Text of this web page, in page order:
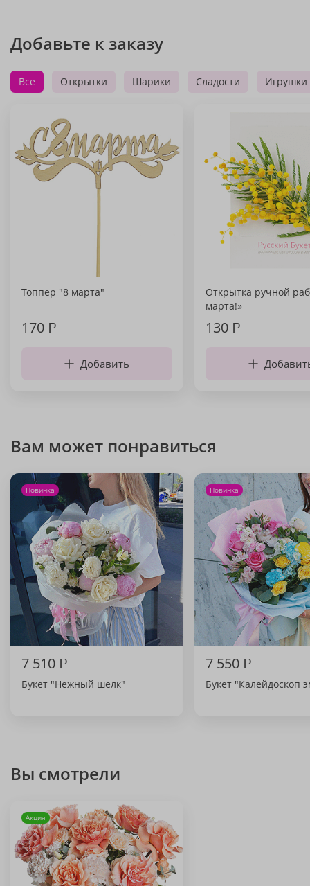
Добавьте к заказу
Все Открытки Шарики Сладости Игрушки
Топпер "8 марта"
170₽
Добавить
Открытка ручной
марта!»
130₽
Вам может понравиться
Новинка
7 510₽
Букет "Нежный шелк"
Новинка
7 550₽
Букет "Калейдоскоп
Вы смотрели
Акция